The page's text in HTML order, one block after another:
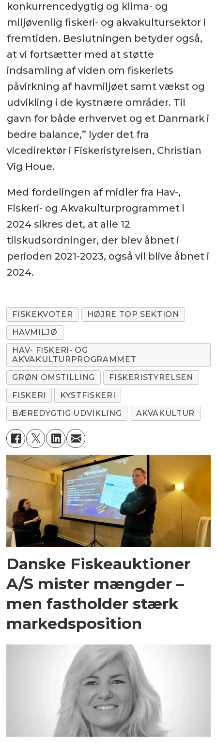
konkurrencedygtig og klima- og
miljøvenlig fiskeri- og akvakultursektor i
fremtiden. Beslutningen betyder også,
at vi fortsætter med at støtte
indsamling af viden om fiskeriets
påvirkning af havmiljøet samt vækst og
udvikling i de kystnære områder. Til
gavn for både erhvervet og et Danmark i
bedre balance,” lyder det fra
vicedirektør i Fiskeristyrelsen, Christian
Vig Houe.
Med fordelingen af midler fra Hav-,
Fiskeri- og Akvakulturprogrammet i
2024 sikres det, at alle 12
tilskudsordninger, der blev åbnet i
perioden 2021-2023, også vil blive åbnet i
2024.
FISKEKVOTER
HØJRE TOP SEKTION
HAVMILJØ
HAV- FISKERI- OG
AKVAKULTURPROGRAMMET
GRØN OMSTILLING
FISKERISTYRELSEN
FISKERI
KYSTFISKERI
BÆREDYGTIG UDVIKLING
AKVAKULTUR
Danske Fiskeauktioner
A/S mister mængder –
men fastholder stærk
markedsposition